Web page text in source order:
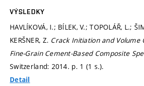
VÝSLEDKY
HAVLÍKOVÁ, I.; BÍLEK, V.; TOPOLÁŘ, L.;
KERŠNER, Z. Crack Initiation and Volume
Fine-Grain Cement-Based Composite
Switzerland: 2014. p. 1 (1 s.).
Detail